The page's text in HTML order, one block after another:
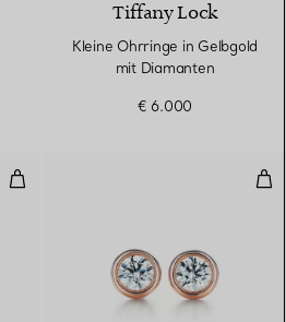
Tiffany Lock
Kleine Ohrringe in Gelbgold
mit Diamanten
€ 6.000
Kleine Ohrringe in Gelbgold